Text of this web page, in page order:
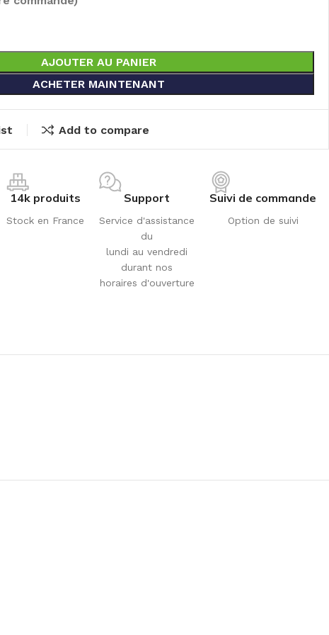
AJOUTER AU PANIER
ACHETER MAINTENANT
Add to compare
14k produits
Stock en France
Support
Service d'assistance
du
lundi au vendredi
durant nos
horaires d'ouverture
Suivi de commande
Option de suivi